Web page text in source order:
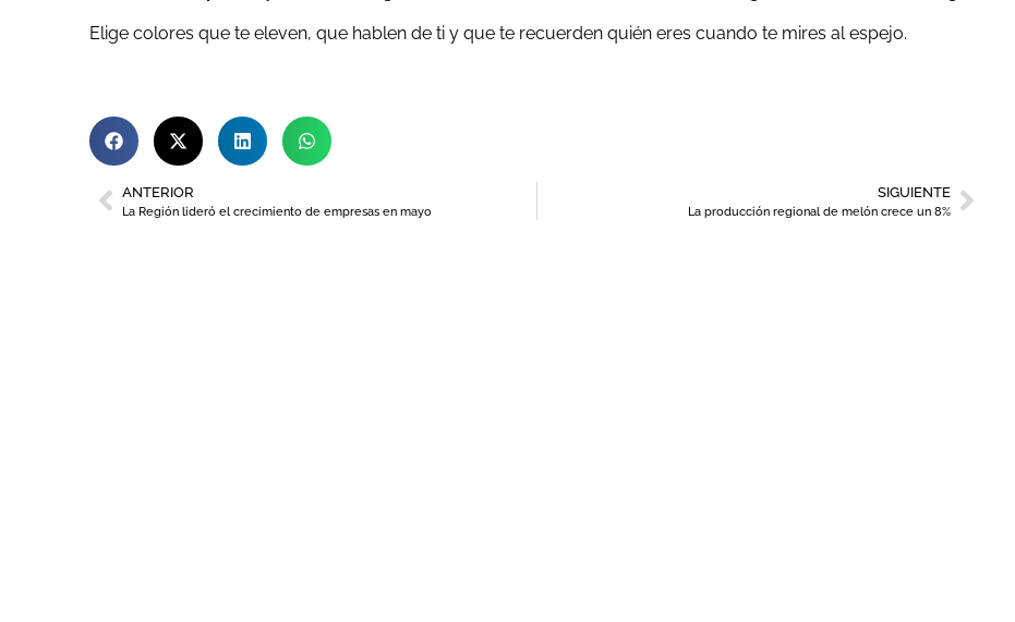
Elige colores que te eleven, que hablen de ti y que te recuerden quién eres cuando te mires al espejo.
ANTERIOR
La Región lideró el crecimiento de empresas en mayo
SIGUIENTE
La producción regional de melón crece un 8%